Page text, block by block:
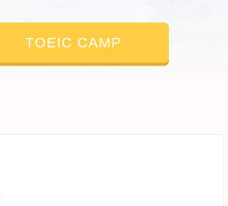
TOEIC CAMP